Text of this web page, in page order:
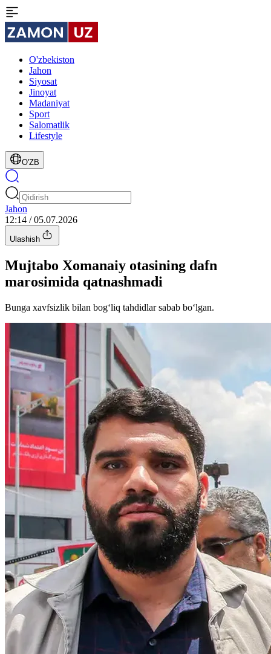
O'zbekiston
Jahon
Siyosat
Jinoyat
Madaniyat
Sport
Salomatlik
Lifestyle
O'ZB
Jahon
12:14 / 05.07.2026
Ulashish
Mujtabo Xomanaiy otasining dafn
marosimida qatnashmadi
Bunga xavfsizlik bilan bog‘liq tahdidlar sabab bo‘lgan.